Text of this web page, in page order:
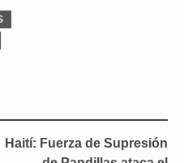
Haití: Fuerza de Supresión